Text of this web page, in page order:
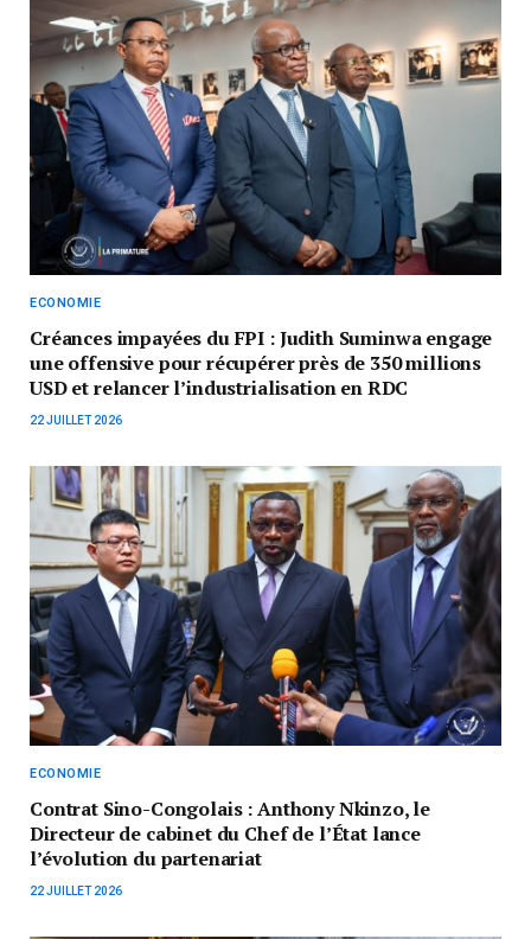
ECONOMIE
Créances impayées du FPI : Judith Suminwa engage
une offensive pour récupérer près de 350 millions
USD et relancer l’industrialisation en RDC
22 JUILLET 2026
ECONOMIE
Contrat Sino-Congolais : Anthony Nkinzo, le
Directeur de cabinet du Chef de l’État lance
l’évolution du partenariat
22 JUILLET 2026